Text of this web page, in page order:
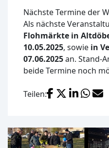
Nächste Termine der
Als nächste
Flohmärkte in
10.05.2025, sowie in
07.06.2025an. Stand-
beide Termine noch
Teilen: Facebook
X (Twitter)
LinkedIn